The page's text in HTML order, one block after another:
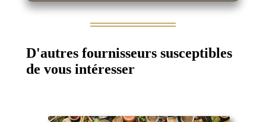
D'autres fournisseurs susceptibles
de vous intéresser